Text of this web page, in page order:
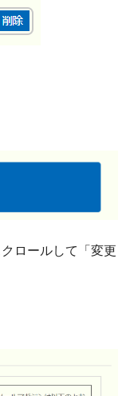
ロールして「変更